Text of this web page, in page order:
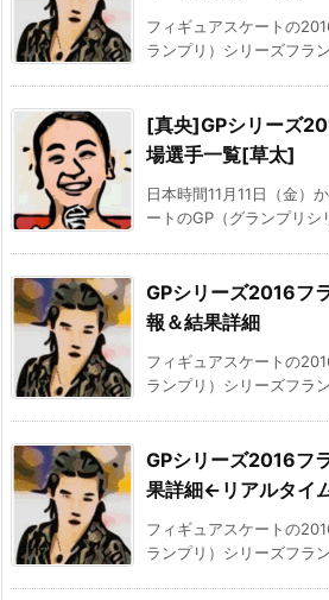
フィギュアスケートの
ランプリ）シリーズフラ
[真央]GPシリーズ
場選手一覧[草太]
日本時間11月11日（金）
ートのGP（グランプリシ
GPシリーズ2016フ
報＆結果詳細
フィギュアスケートの
ランプリ）シリーズフラ
GPシリーズ2016フ
果詳細←リアルタイ
フィギュアスケートの
ランプリ）シリーズフラ